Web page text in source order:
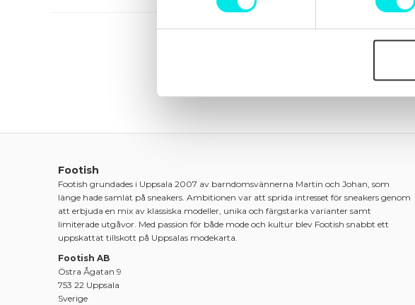
Footish
Footish grundades i Uppsala 2007 av barndomsvännerna Martin och Johan, som
länge hade samlat på sneakers. Ambitionen var att sprida intresset för sneakers genom
att erbjuda en mix av klassiska modeller, unika och färgstarka varianter samt
limiterade utgåvor. Med passion för både mode och kultur blev Footish snabbt ett
uppskattat tillskott på Uppsalas modekarta.
Footish AB
Östra Ågatan 9
753 22 Uppsala
Sverige